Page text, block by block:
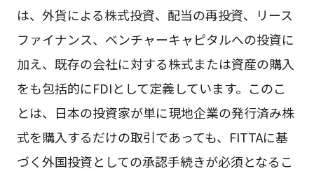
は、外貨による株式投資、配当の再投資、リース
ファイナンス、ベンチャーキャピタルへの投資に
加え、既存の会社に対する株式または資産の購入
をも包括的にFDIとして定義しています。このこ
とは、日本の投資家が単に現地企業の発行済み株
式を購入するだけの取引であっても、FITTAに基
づく外国投資としての承認手続きが必須となるこ